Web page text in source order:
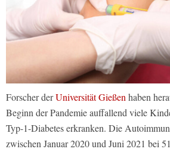
Forscher derUniversität Gießenhaben
Beginn der Pandemie auffallend viele
Typ-1-Diabetes erkranken. Die
zwischen Januar 2020 und Juni 2021 bei